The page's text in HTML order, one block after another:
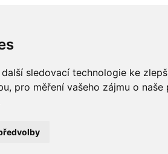
sledovací technologie ke
, pro měření vašeho zájmu o